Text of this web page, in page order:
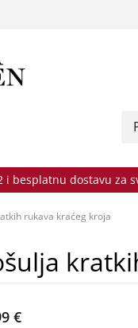
besplatnu dostavu za
rukava kraćeg kroja
€